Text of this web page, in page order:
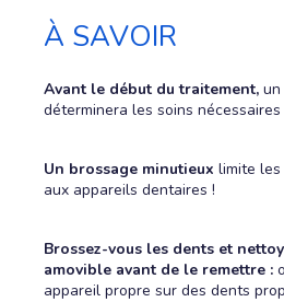
À SAVOIR
Avant le début du traitement,
déterminera les soins
Un brossage minutieux limite
aux appareils dentaires !
Brossez-vous les dents et
amovible avant de le remettre :
appareil propre sur des dents